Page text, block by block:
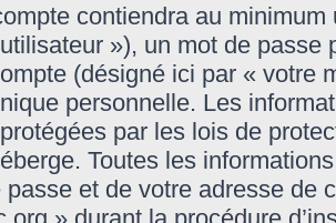
contiendra au
»), un mot de
(désigné ici par « votre
personnelle. Les
par les lois de
Toutes les
passe et de votre adresse de